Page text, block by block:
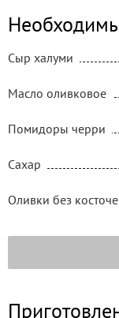
Сыр халуми
Масло оливковое
Помидоры черри
Сахар
Оливки без